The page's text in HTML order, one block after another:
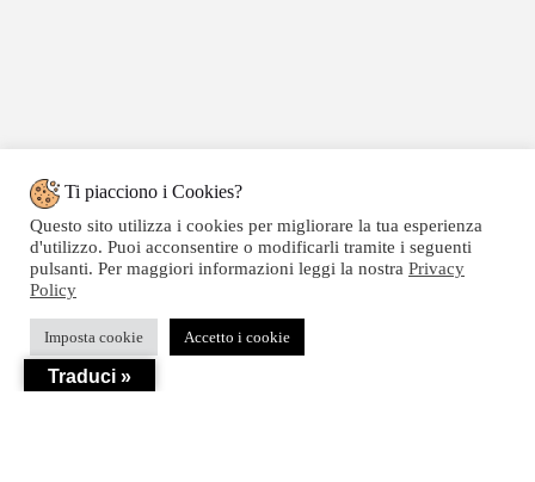
Copyright © 2020 SEGATTINI GROUP SRL - Web
powered by Dylog Italia S.p.a. - P.IVA 04550820239
Privacy
Ti piacciono i Cookies?
Questo sito utilizza i cookies per migliorare la tua esperienza
d'utilizzo. Puoi acconsentire o modificarli tramite i seguenti
pulsanti. Per maggiori informazioni leggi la nostra Privacy
Policy
Imposta cookie Accetto i cookie
Traduci »